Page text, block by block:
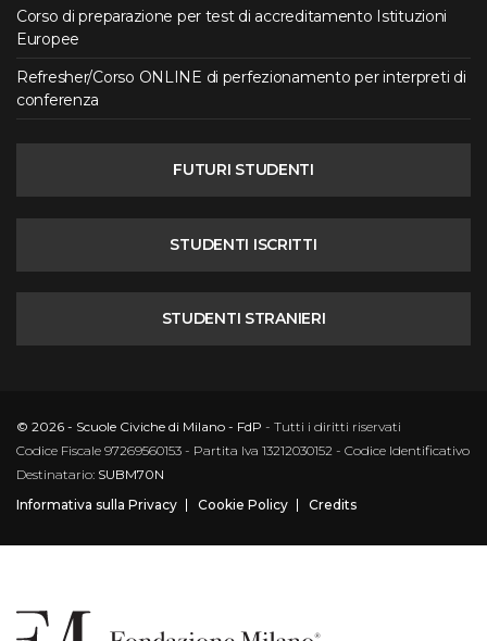
Corso di preparazione per test di accreditamento Istituzioni
Europee
Refresher/Corso ONLINE di perfezionamento per interpreti di
conferenza
FUTURI STUDENTI
STUDENTI ISCRITTI
STUDENTI STRANIERI
© 2026 - Scuole Civiche di Milano - FdP - Tutti i diritti riservati
Codice Fiscale 97269560153 - Partita Iva 13212030152 - Codice Identificativo
Destinatario: SUBM70N
Informativa sulla Privacy
Cookie Policy Credits